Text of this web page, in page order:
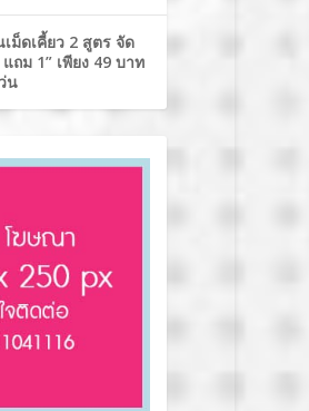
ม็ดเคี้ยว 2 สูตร จัด
ถม 1” เพียง 49 บาท
น